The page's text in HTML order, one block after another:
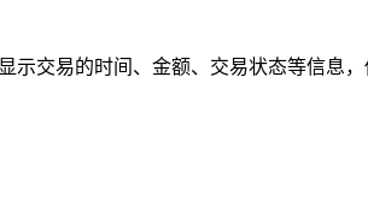
交易的时间、金额、交易状态等信息